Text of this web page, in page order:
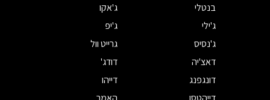
בנטלי
ג'אקו
ג'ילי
ג'יפ
ג'נסיס
גרייט וול
דאצ'יה
דודג'
דונגפנג
דייהו